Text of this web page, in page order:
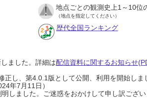
地点ごとの観測史上1～10位
（地点を指定してください）
歴代全国ランキング
ました。詳細は配信資料に関するお知らせ
し、第4.0.1版として公開、利用を開始し
年7月11日）
しました。ご迷惑をおかけして申し訳ござ